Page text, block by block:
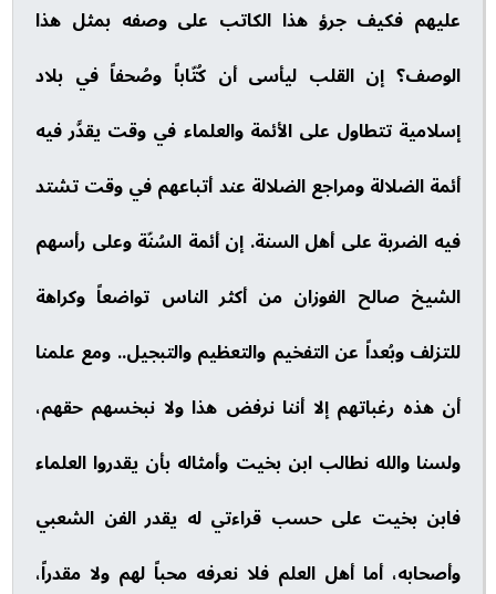
عليهم فكيف جرؤ هذا الكاتب على وصفه بمثل هذا
الوصف؟ إن القلب ليأسى أن كُتّاباً وصُحفاً في بلاد
إسلامية تتطاول على الأئمة والعلماء في وقت يقدَّر فيه
أئمة الضلالة ومراجع الضلالة عند أتباعهم في وقت تشتد
فيه الضربة على أهل السنة. إن أئمة السُنّة وعلى رأسهم
الشيخ صالح الفوزان من أكثر الناس تواضعاً وكراهة
للتزلف وبُعداً عن التفخيم والتعظيم والتبجيل.. ومع علمنا
أن هذه رغباتهم إلا أننا نرفض هذا ولا نبخسهم حقهم،
ولسنا والله نطالب ابن بخيت وأمثاله بأن يقدروا العلماء
فابن بخيت على حسب قراءتي له يقدر الفن الشعبي
وأصحابه، أما أهل العلم فلا نعرفه محباً لهم ولا مقدراً،